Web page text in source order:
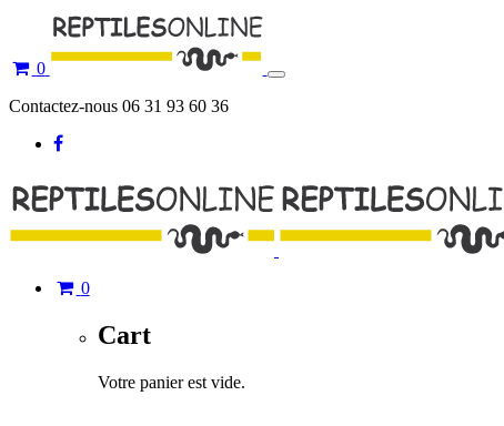
0
Toggle
Contactez-nous 06 31 93 60 36
0
Cart
Votre panier est vide.